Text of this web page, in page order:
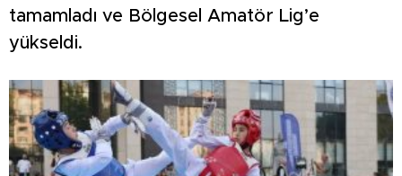
tamamladı ve Bölgesel Amatör Lig’e
yükseldi.